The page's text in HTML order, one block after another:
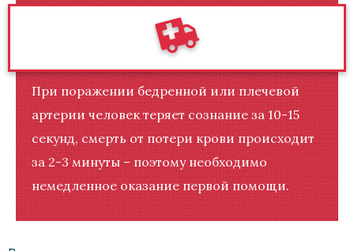
При поражении бедренной или плечевой
артерии человек теряет сознание за 10-15
секунд, смерть от потери крови происходит
за 2-3 минуты – поэтому необходимо
немедленное оказание первой помощи.